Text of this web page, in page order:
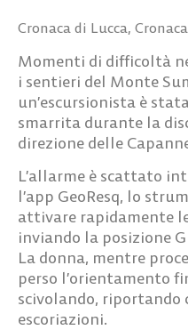
Cronaca di Lucca, Cronaca
Momenti di difficoltà
i sentieri del Monte
un’escursionista è
smarrita durante la
direzione delle
L’allarme è scattato
l’app GeoResq, lo
attivare rapidamente
inviando la posizione
La donna, mentre
perso l’orientamento
scivolando, riportando
escoriazioni.